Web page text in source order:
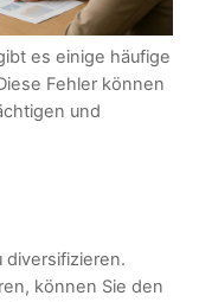
es einige häufige
Fehler können
und
diversifizieren.
können Sie den